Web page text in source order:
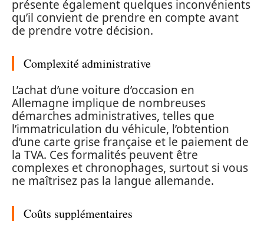
présente également quelques inconvénients
qu’il convient de prendre en compte avant
de prendre votre décision.
Complexité administrative
L’achat d’une voiture d’occasion en
Allemagne implique de nombreuses
démarches administratives, telles que
l’immatriculation du véhicule, l’obtention
d’une carte grise française et le paiement de
la TVA. Ces formalités peuvent être
complexes et chronophages, surtout si vous
ne maîtrisez pas la langue allemande.
Coûts supplémentaires